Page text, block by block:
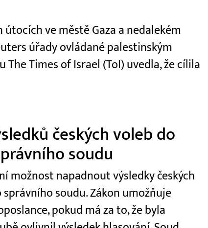
ve městě Gaza a nedalekém
úřady ovládané palestinským
Times of Israel (ToI) uvedla, že cílila
českých voleb do
soudu
možnost napadnout výsledky českých
soudu. Zákon umožňuje
pokud má za to, že byla